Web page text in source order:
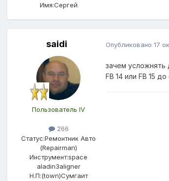
Имя:Сергей
saidi
Пользователь IV
266
Статус:Ремонтник Авто
(Repairman)
Инструмент:space
aladin3aligner
Н.П:(town)Сумгаит
Опубликовано 17
зачем
FB 14 или FB 15